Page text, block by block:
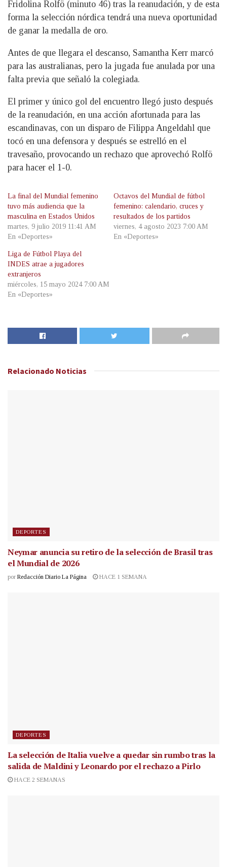
Fridolina Rolfö (minuto 46) tras la reanudación, y de esta
forma la selección nórdica tendrá una nueva oportunidad
de ganar la medalla de oro.
Antes de que llegara el descanso, Samantha Kerr marcó
para las australianas, pero la jugada fue anulada por una
falta previa que señaló la colegiada.
El primer y único gol del encuentro llegó justo después
de la reanudación, en una acción afortunada para las
escandinavas, con un disparo de Filippa Angeldahl que
tocó en una defensora y después se estrelló en el
travesaño, provocando un rechazo que aprovechó Rolfö
para hacer el 1-0.
La final del Mundial femenino
tuvo más audiencia que la
masculina en Estados Unidos
martes, 9 julio 2019 11:41 AM
En «Deportes»
Octavos del Mundial de fútbol
femenino: calendario, cruces y
resultados de los partidos
viernes, 4 agosto 2023 7:00 AM
En «Deportes»
Liga de Fútbol Playa del
INDES atrae a jugadores
extranjeros
miércoles, 15 mayo 2024 7:00 AM
En «Deportes»
Relacionado Noticias
DEPORTES
Neymar anuncia su retiro de la selección de Brasil tras
el Mundial de 2026
por Redacción Diario La Página HACE 1 SEMANA
DEPORTES
La selección de Italia vuelve a quedar sin rumbo tras la
salida de Maldini y Leonardo por el rechazo a Pirlo
HACE 2 SEMANAS